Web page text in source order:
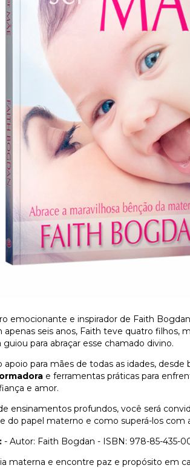
emocionante e inspirador de Faith
seis anos, Faith teve quatro filhos,
para abraçar esse chamado divino.
para mães de todas as idades,
e ferramentas práticas para
e amor.
ensinamentos profundos, você será
do papel materno e como superá-los com
- Autor: Faith Bogdan - ISBN: 978-85-435-
materna e encontre paz e propósito em